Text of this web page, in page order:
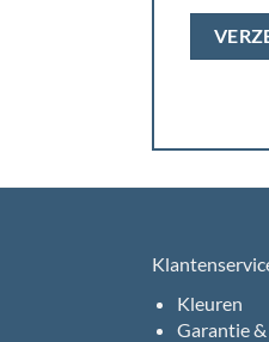
Kleuren
Garantie